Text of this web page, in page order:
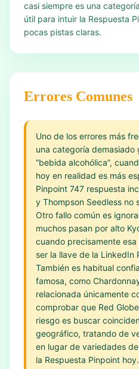
casi siempre es una
útil para intuir la Respuesta
pocas pistas claras.
Errores Comunes
Uno de los errores más
una categoría demasiado
“bebida alcohólica”,
hoy en realidad es más
Pinpoint 747 respuesta
y Thompson Seedless no
Otro fallo común es
muchos pasan por alto
cuando precisamente
ser la llave de la LinkedIn
También es habitual
famosa, como
relacionada únicamente
comprobar que Red
riesgo es buscar
geográfico, tratando de
en lugar de variedades
la Respuesta Pinpoint